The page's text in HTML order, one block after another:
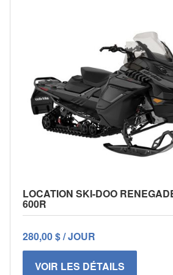
LOCATION SKI-DOO
600R
280,00 $ / JOUR
VOIR LES DÉTAILS